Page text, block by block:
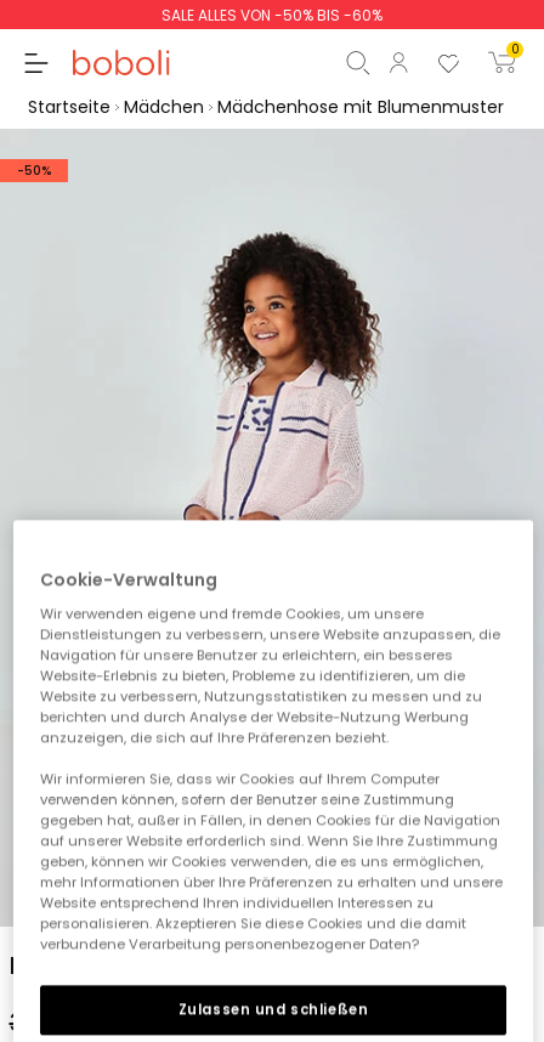
SALE ALLES VON -50% BIS -60%
0
Start der Bestellung
Startseite Mädchen Mädchenhose mit Blumenmuster
-50%
1 2 3 4 5
Mädchenhose mit Blumenmuster
32,95 €
16,45 €
Cookie-Verwaltung
Wir verwenden eigene und fremde Cookies, um unsere
Dienstleistungen zu verbessern, unsere Website anzupassen, die
Navigation für unsere Benutzer zu erleichtern, ein besseres
Website-Erlebnis zu bieten, Probleme zu identifizieren, um die
Website zu verbessern, Nutzungsstatistiken zu messen und zu
berichten und durch Analyse der Website-Nutzung Werbung
anzuzeigen, die sich auf Ihre Präferenzen bezieht.
Wir informieren Sie, dass wir Cookies auf Ihrem Computer
verwenden können, sofern der Benutzer seine Zustimmung
gegeben hat, außer in Fällen, in denen Cookies für die Navigation
auf unserer Website erforderlich sind. Wenn Sie Ihre Zustimmung
geben, können wir Cookies verwenden, die es uns ermöglichen,
mehr Informationen über Ihre Präferenzen zu erhalten und unsere
Website entsprechend Ihren individuellen Interessen zu
personalisieren. Akzeptieren Sie diese Cookies und die damit
verbundene Verarbeitung personenbezogener Daten?
Zulassen und schließen